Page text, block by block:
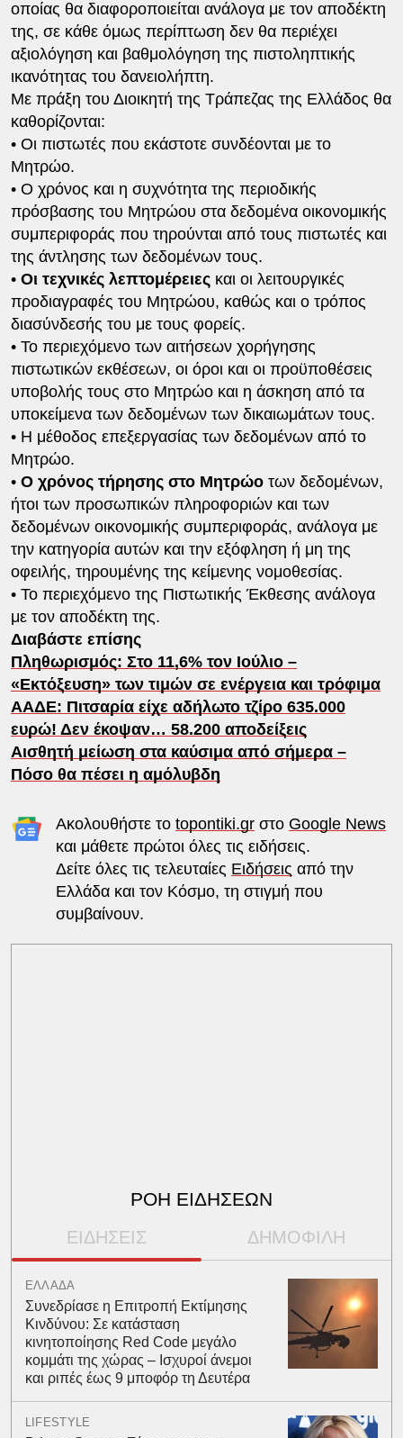
οποίας θα διαφοροποιείται ανάλογα με τον αποδέκτη
της, σε κάθε όμως περίπτωση δεν θα περιέχει
αξιολόγηση και βαθμολόγηση της πιστοληπτικής
ικανότητας του δανειολήπτη.
Με πράξη του Διοικητή της Τράπεζας της Ελλάδος θα
καθορίζονται:
• Οι πιστωτές που εκάστοτε συνδέονται με το
Μητρώο.
• Ο χρόνος και η συχνότητα της περιοδικής
πρόσβασης του Μητρώου στα δεδομένα οικονομικής
συμπεριφοράς που τηρούνται από τους πιστωτές και
της άντλησης των δεδομένων τους.
• Οι τεχνικές λεπτομέρειεςκαι οι λειτουργικές
προδιαγραφές του Μητρώου, καθώς και ο τρόπος
διασύνδεσής του με τους φορείς.
• Το περιεχόμενο των αιτήσεων χορήγησης
πιστωτικών εκθέσεων, οι όροι και οι προϋποθέσεις
υποβολής τους στο Μητρώο και η άσκηση από τα
υποκείμενα των δεδομένων των δικαιωμάτων τους.
• Η μέθοδος επεξεργασίας των δεδομένων από το
Μητρώο.
• Ο χρόνος τήρησης στο Μητρώοτων δεδομένων,
ήτοι των προσωπικών πληροφοριών και των
δεδομένων οικονομικής συμπεριφοράς, ανάλογα με
την κατηγορία αυτών και την εξόφληση ή μη της
οφειλής, τηρουμένης της κείμενης νομοθεσίας.
• Το περιεχόμενο της Πιστωτικής Έκθεσης ανάλογα
με τον αποδέκτη της.
Διαβάστε επίσης
Πληθωρισμός: Στο 11,6% τον Ιούλιο –
«Εκτόξευση» των τιμών σε ενέργεια και τρόφιμα
ΑΑΔΕ: Πιτσαρία είχε αδήλωτο τζίρο 635.000
ευρώ! Δεν έκοψαν… 58.200 αποδείξεις
Αισθητή μείωση στα καύσιμα από σήμερα –
Πόσο θα πέσει η αμόλυβδη
Ακολουθήστε το topontiki.grστο Google News
και μάθετε πρώτοι όλες τις ειδήσεις.
Δείτε όλες τις τελευταίες Ειδήσεις από την
Ελλάδα και τον Κόσμο, τη στιγμή που
συμβαίνουν.
ΡΟΗ ΕΙΔΗΣΕΩΝ
ΕΙΔΗΣΕΙΣ ΔΗΜΟΦΙΛΗ
ΕΛΛΑΔΑ
Συνεδρίασε η Επιτροπή Εκτίμησης
Κινδύνου: Σε κατάσταση
κινητοποίησης Red Code μεγάλο
κομμάτι της χώρας – Ισχυροί άνεμοι
και ριπές έως 9 μποφόρ τη Δευτέρα
LIFESTYLE